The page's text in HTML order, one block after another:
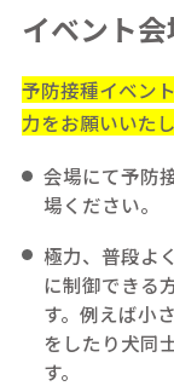
イベント
予防接種イベン
力をお願いいたし
会場にて予防
場ください。
極力、普段よ
に制御できる
す。例えば小
をしたり犬同
す。